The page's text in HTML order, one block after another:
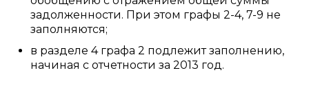
задолженности. При этом графы 2-4, 7-9 не
заполняются;
в разделе 4 графа 2 подлежит заполнению,
начиная с отчетности за 2013 год.